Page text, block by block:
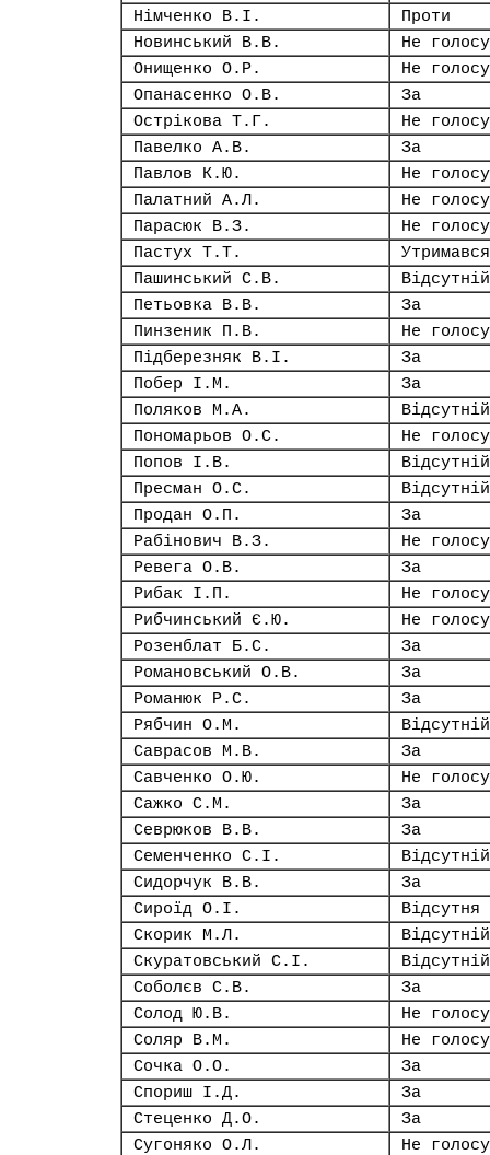
Німченко В.І.
Проти
Новинський В.В.
Не
Онищенко О.Р.
Не
Опанасенко О.В.
За
Острікова Т.Г.
Не
Павелко А.В.
За
Павлов К.Ю.
Не
Палатний А.Л.
Не
Парасюк В.З.
Не
Пастух Т.Т.
Утримався
Пашинський С.В.
Відсутній
Петьовка В.В.
За
Пинзеник П.В.
Не
Підберезняк В.І.
За
Побер І.М.
За
Поляков М.А.
Відсутній
Пономарьов О.С.
Не
Попов І.В.
Відсутній
Пресман О.С.
Відсутній
Продан О.П.
За
Рабінович В.З.
Не
Ревега О.В.
За
Рибак І.П.
Не
Рибчинський Є.Ю.
Не
Розенблат Б.С.
За
Романовський О.В.
За
Романюк Р.С.
За
Рябчин О.М.
Відсутній
Саврасов М.В.
За
Савченко О.Ю.
Не
Сажко С.М.
За
Севрюков В.В.
За
Семенченко С.І.
Відсутній
Сидорчук В.В.
За
Сироїд О.І.
Відсутня
Скорик М.Л.
Відсутній
Скуратовський С.І.
Відсутній
Соболєв С.В.
За
Солод Ю.В.
Не
Соляр В.М.
Не
Сочка О.О.
За
Спориш І.Д.
За
Стеценко Д.О.
За
Сугоняко О.Л.
Не